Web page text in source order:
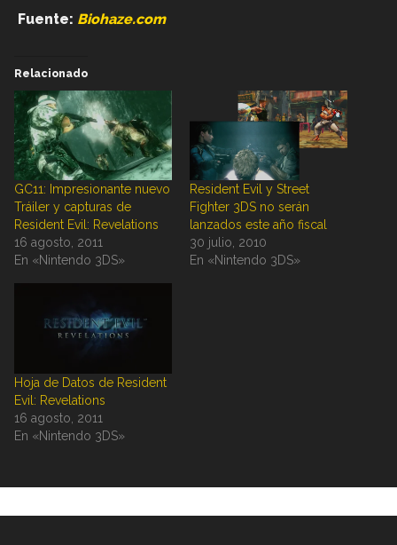
Fuente: Biohaze.com
Relacionado
GC11: Impresionante nuevo
Tráiler y capturas de
Resident Evil: Revelations
16 agosto, 2011
En «Nintendo 3DS»
Resident Evil y Street
Fighter 3DS no serán
lanzados este año fiscal
30 julio, 2010
En «Nintendo 3DS»
Hoja de Datos de Resident
Evil: Revelations
16 agosto, 2011
En «Nintendo 3DS»